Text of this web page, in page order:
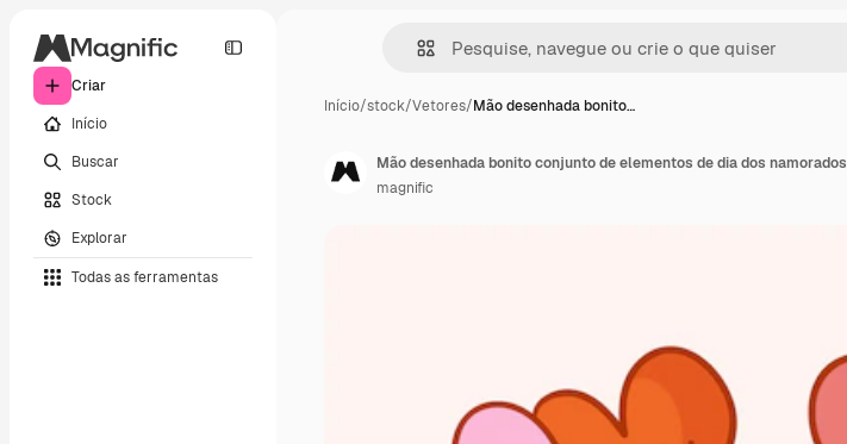
Criar
Início
Buscar
Stock
Explorar
Todas as ferramentas
Início/stock/Vetores/Mão desenhada bonito…
Mão desenhada bonito conjunto de elementos de dia dos namorados
magnific